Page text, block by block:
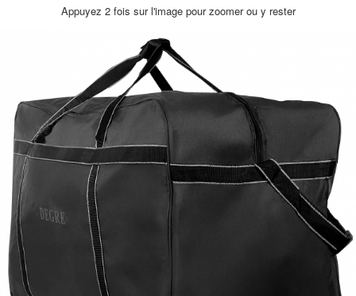
Appuyez 2 fois sur l'image pour zoomer ou y rester